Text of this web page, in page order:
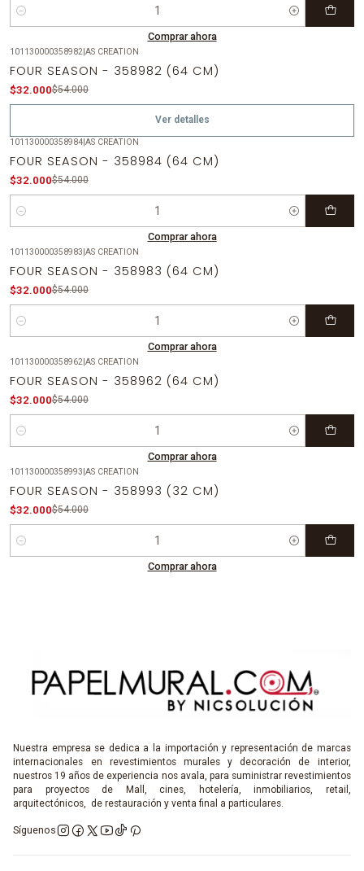
Cantidad
Comprar ahora
Agotado
101130000358982| AS CREATION
FOUR SEASON - 358982 (64 CM)
$32.000$54.000
Ver detalles
101130000358984| AS CREATION
FOUR SEASON - 358984 (64 CM)
$32.000$54.000
Cantidad
Comprar ahora
101130000358983 AS CREATION
FOUR SEASON - 358983 (64 CM)
$32.000$54.000
Cantidad
Comprar ahora
101130000358962| AS CREATION
FOUR SEASON - 358962 (64 CM)
$32.000$54.000
Cantidad
Comprar ahora
101130000358993 AS CREATION
FOUR SEASON - 358993 (32 CM)
$32.000$54.000
Cantidad
Comprar ahora
Nuestra empresa se dedica a la importación y representación de marcas
internacionales en revestimientos murales y decoración de interior,
nuestros 19 años de experiencia nos avala, para suministrar revestimientos
para proyectos de Mall, cines, hotelería, inmobiliarios, retail,
arquitectónicos, de restauración y venta final a particulares.
Síguenos